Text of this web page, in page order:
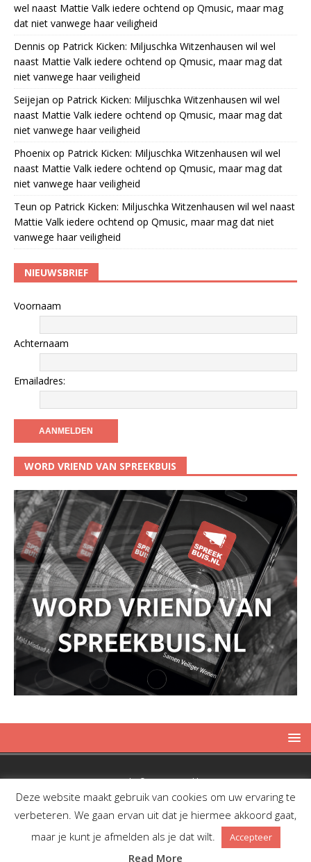
wel naast Mattie Valk iedere ochtend op Qmusic, maar mag
dat niet vanwege haar veiligheid
Dennis op Patrick Kicken: Miljuschka Witzenhausen wil wel
naast Mattie Valk iedere ochtend op Qmusic, maar mag dat
niet vanwege haar veiligheid
Seijejan op Patrick Kicken: Miljuschka Witzenhausen wil wel
naast Mattie Valk iedere ochtend op Qmusic, maar mag dat
niet vanwege haar veiligheid
Phoenix op Patrick Kicken: Miljuschka Witzenhausen wil wel
naast Mattie Valk iedere ochtend op Qmusic, maar mag dat
niet vanwege haar veiligheid
Teun op Patrick Kicken: Miljuschka Witzenhausen wil wel naast
Mattie Valk iedere ochtend op Qmusic, maar mag dat niet
vanwege haar veiligheid
NIEUWSBRIEF
Voornaam
Achternaam
Emailadres:
WORD VRIEND VAN SPREEKBUIS
Copyright © 2019 Spreekbuis
Deze website maakt gebruik van cookies om uw ervaring te
verbeteren. We gaan ervan uit dat je hiermee akkoord gaat,
maar je kunt je afmelden als je dat wilt.
Accepteer
Read More